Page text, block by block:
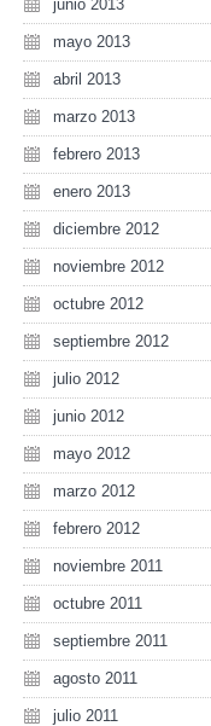
junio 2013
mayo 2013
abril 2013
marzo 2013
febrero 2013
enero 2013
diciembre 2012
noviembre 2012
octubre 2012
septiembre 2012
julio 2012
junio 2012
mayo 2012
marzo 2012
febrero 2012
noviembre 2011
octubre 2011
septiembre 2011
agosto 2011
julio 2011